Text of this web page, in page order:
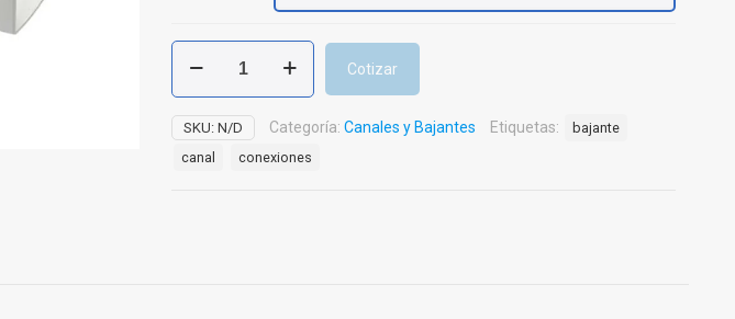
Unión
Canal
a
Bajante
Amazonas
cantidad
Cotizar
SKU:N/D Categoría:Canales y Bajantes Etiquetas:
bajante
canal
conexiones